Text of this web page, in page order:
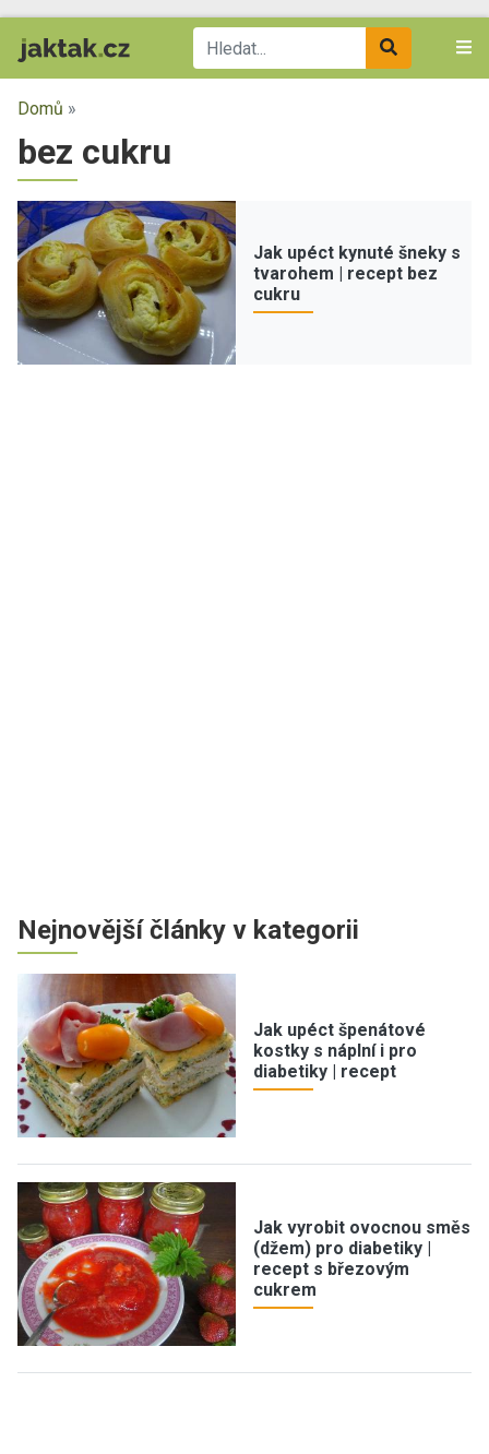
Domů »
bez cukru
Jak upéct kynuté šneky s
tvarohem | recept bez
cukru
Nejnovější články v kategorii
Jak upéct špenátové
kostky s náplní i pro
diabetiky | recept
Jak vyrobit ovocnou směs
(džem) pro diabetiky |
recept s březovým
cukrem